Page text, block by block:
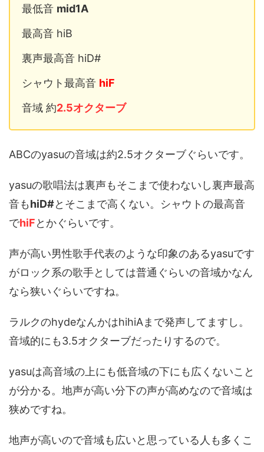
最低音 mid1A
最高音 hiB
裏声最高音 hiD#
シャウト最高音 hiF
音域 約2.5オクターブ
ABCのyasuの音域は約2.5オクターブぐらいです。
yasuの歌唱法は裏声もそこまで使わないし裏声最高
音もhiD#とそこまで高くない。シャウトの最高音
でhiFとかぐらいです。
声が高い男性歌手代表のような印象のあるyasuです
がロック系の歌手としては普通ぐらいの音域かなん
なら狭いぐらいですね。
ラルクのhydeなんかはhihiAまで発声してますし。
音域的にも3.5オクターブだったりするので。
yasuは高音域の上にも低音域の下にも広くないこと
が分かる。地声が高い分下の声が高めなので音域は
狭めですね。
地声が高いので音域も広いと思っている人も多くこ